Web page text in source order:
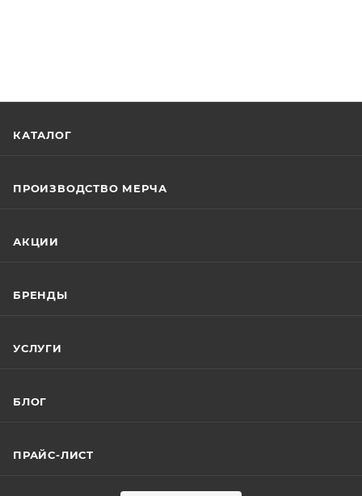
КАТАЛОГ
ПРОИЗВОДСТВО МЕРЧА
АКЦИИ
БРЕНДЫ
УСЛУГИ
БЛОГ
ПРАЙС-ЛИСТ